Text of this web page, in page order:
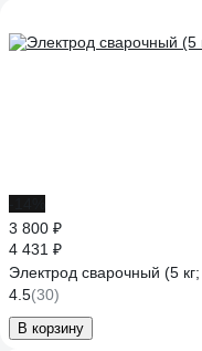
3 800 ₽
4 431 ₽
Электрод сварочный (5
4.5(30)
В корзину